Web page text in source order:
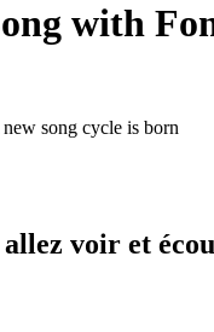
with
song cycle is born
allez voir et